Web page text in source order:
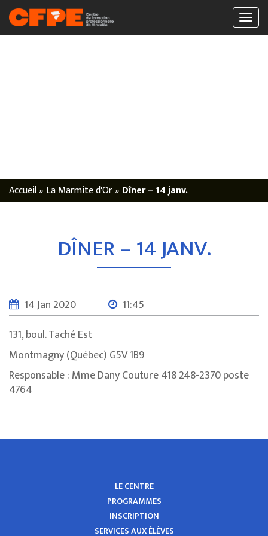
Accueil» La Marmite d'Or» Dîner – 14 janv.
DÎNER – 14 JANV.
14 Jan 2020
11:45
131, boul. Taché Est
Montmagny (Québec) G5V 1B9
Responsable : Mme Dany Couture 418 248-2370 poste
4764
LE CENTRE
PROGRAMMES
INSCRIPTION
SERVICES AUX ÉLÈVES